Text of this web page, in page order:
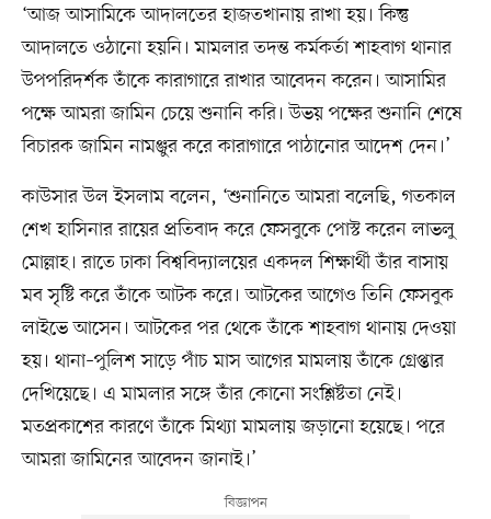
‘আজ আসামিকে আদালতের হাজতখানায় রাখা হয়। কিন্তু
আদালতে ওঠানো হয়নি। মামলার তদন্ত কর্মকর্তা শাহবাগ থানার
উপপরিদর্শক তাঁকে কারাগারে রাখার আবেদন করেন। আসামির
পক্ষে আমরা জামিন চেয়ে শুনানি করি। উভয় পক্ষের শুনানি শেষে
বিচারক জামিন নামঞ্জুর করে কারাগারে পাঠানোর আদেশ দেন।’
কাউসার উল ইসলাম বলেন, ‘শুনানিতে আমরা বলেছি, গতকাল
শেখ হাসিনার রায়ের প্রতিবাদ করে ফেসবুকে পোস্ট করেন লাভলু
মোল্লাহ। রাতে ঢাকা বিশ্ববিদ্যালয়ের একদল শিক্ষার্থী তাঁর বাসায়
মব সৃষ্টি করে তাঁকে আটক করে। আটকের আগেও তিনি ফেসবুক
লাইভে আসেন। আটকের পর থেকে তাঁকে শাহবাগ থানায় দেওয়া
হয়। থানা–পুলিশ সাড়ে পাঁচ মাস আগের মামলায় তাঁকে গ্রেপ্তার
দেখিয়েছে। এ মামলার সঙ্গে তাঁর কোনো সংশ্লিষ্টতা নেই।
মতপ্রকাশের কারণে তাঁকে মিথ্যা মামলায় জড়ানো হয়েছে। পরে
আমরা জামিনের আবেদন জানাই।’